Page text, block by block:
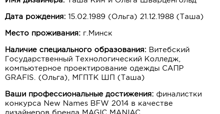
Дата рождения: 15.02.1989 (Ольга) 21.12.1988 (Таша)
Место проживания: г.Минск
Наличие специального образования: Витебский
Государственный Технологический Колледж,
компьютерное проектирование одежды САПР
GRAFIS. (Ольга), МГПТК ШП (Таша)
Ваши профессиональные достижения: финалистки
конкурса New Names BFW 2014 в качестве
дизайнеров бренда MAGIC MANIAC